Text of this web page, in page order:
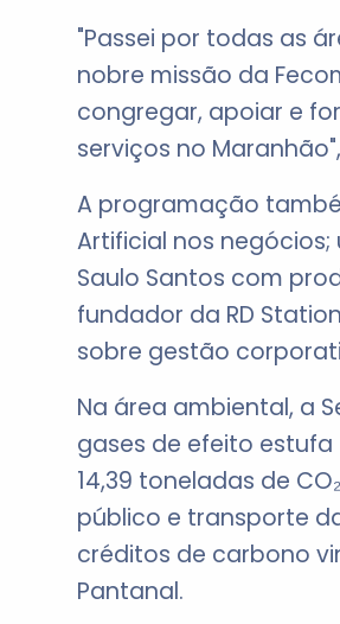
"Passei por todas as
nobre missão da
congregar, apoiar e
serviços no
A programação
Artificial nos
Saulo Santos com
fundador da RD
sobre gestão
Na área ambiental, a
gases de efeito estufa
14,39 toneladas de
público e transporte
créditos de carbono
Pantanal.